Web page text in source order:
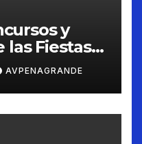
y
las Fiestas
AVPENAGRANDE